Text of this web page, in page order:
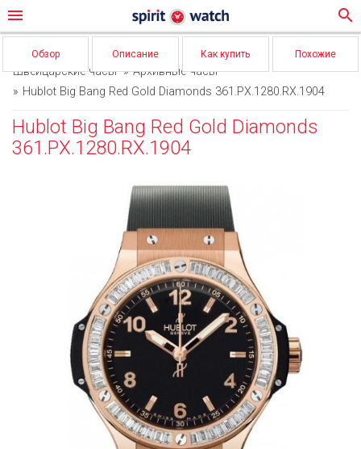
menu search
Обзор Описание Как купить Похожие
Швейцарские часы
Архивные часы
Hublot Big Bang Red Gold Diamonds 361.PX.1280.RX.1904
Hublot Big Bang Red Gold Diamonds
361.PX.1280.RX.1904